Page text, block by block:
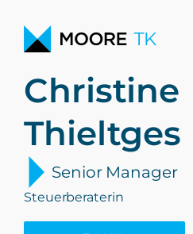
Christine
Thieltges
Senior Manager
Steuerberaterin